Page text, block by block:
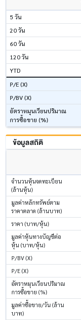
5 วัน
20 วัน
60 วัน
120 วัน
YTD
P/E (X)
P/BV (X)
อัตราหมุนเวียนปริมาณ
การซื้อขาย (%)
ข้อมูลสถิติ
จำนวนหุ้นจดทะเบียน
(ล้านหุ้น)
มูลค่าหลักทรัพย์ตาม
ราคาตลาด (ล้านบาท)
ราคา (บาท/หุ้น)
มูลค่าหุ้นทางบัญชีต่อ
หุ้น (บาท/หุ้น)
P/BV (X)
P/E (X)
อัตราหมุนเวียนปริมาณ
การซื้อขาย (%)
มูลค่าซื้อขาย/วัน (ล้าน
บาท)